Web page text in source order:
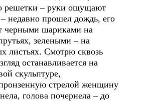
решетки – руки ощущают
недавно прошел дождь, его
черными шариками на
зелеными – на
листьях. Смотрю сквозь
останавливается на
скульптуре,
стрелой женщину
голова почернела – до